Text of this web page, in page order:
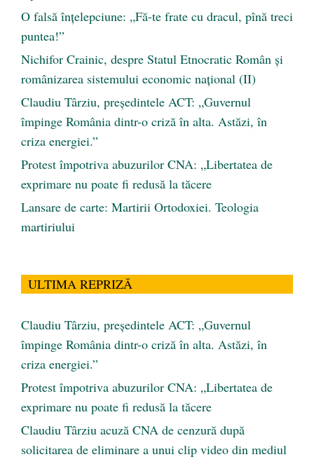
O falsă înțelepciune: „Fă-te frate cu dracul, pînă treci
puntea!”
Nichifor Crainic, despre Statul Etnocratic Român şi
românizarea sistemului economic naţional (II)
Claudiu Târziu, președintele ACT: „Guvernul
împinge România dintr-o criză în alta. Astăzi, în
criza energiei.”
Protest împotriva abuzurilor CNA: „Libertatea de
exprimare nu poate fi redusă la tăcere
Lansare de carte: Martirii Ortodoxiei. Teologia
martiriului
ULTIMA REPRIZĂ
Claudiu Târziu, președintele ACT: „Guvernul
împinge România dintr-o criză în alta. Astăzi, în
criza energiei.”
Protest împotriva abuzurilor CNA: „Libertatea de
exprimare nu poate fi redusă la tăcere
Claudiu Târziu acuză CNA de cenzură după
solicitarea de eliminare a unui clip video din mediul